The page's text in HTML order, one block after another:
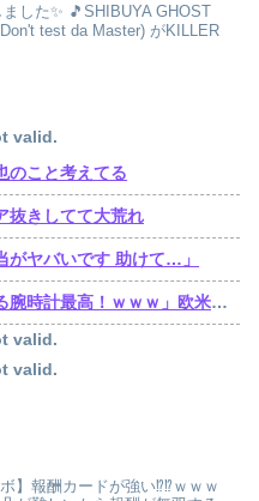
した✨ 🎵SHIBUYA GHOST
test da Master) がKILLER
valid.
のこと考えてる
抜きしてて大荒れ
がヤバいです 助けて…」
【画像】日本の富豪「数千万円する腕時計最高！ｗｗｗ」欧米の大富豪「…」
valid.
valid.
ボ】報酬カードが強い⁉⁉ｗｗｗ